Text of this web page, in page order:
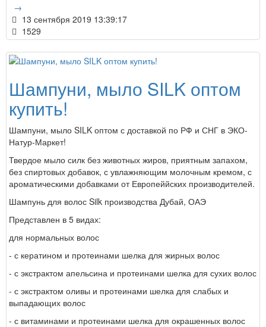
→
13 сентября 2019 13:39:17
1529
Шампуни, мыло SILK оптом
купить!
Шампуни, мыло SILK оптом с доставкой по РФ и СНГ в ЭКО-
Натур-Маркет!
Твердое мыло силк без животных жиров, приятным запахом,
без спиртовых добавок, с увлажняющим молочным кремом, с
ароматическими добавками от Европеййских производителей.
Шампунь для волос Silk производства Дубай, ОАЭ
Представлен в 5 видах:
для нормальных волос
- с кератином и протеинами шелка для жирных волос
- с экстрактом апельсина и протеинами шелка для сухих волос
- с экстрактом оливы и протеинами шелка для слабых и
выпадающих волос
- с витаминами и протеинами шелка для окрашенных волос